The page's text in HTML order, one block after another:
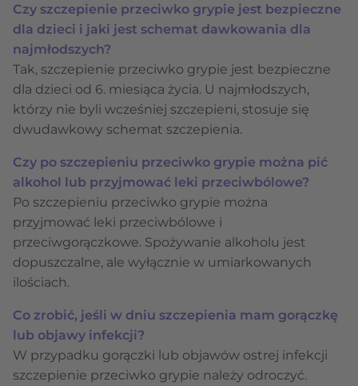
Czy szczepienie przeciwko grypie jest bezpieczne
dla dzieci i jaki jest schemat dawkowania dla
najmłodszych?
Tak, szczepienie przeciwko grypie jest bezpieczne
dla dzieci od 6. miesiąca życia. U najmłodszych,
którzy nie byli wcześniej szczepieni, stosuje się
dwudawkowy schemat szczepienia.
Czy po szczepieniu przeciwko grypie można pić
alkohol lub przyjmować leki przeciwbólowe?
Po szczepieniu przeciwko grypie można
przyjmować leki przeciwbólowe i
przeciwgorączkowe. Spożywanie alkoholu jest
dopuszczalne, ale wyłącznie w umiarkowanych
ilościach.
Co zrobić, jeśli w dniu szczepienia mam gorączkę
lub objawy infekcji?
W przypadku gorączki lub objawów ostrej infekcji
szczepienie przeciwko grypie należy odroczyć.